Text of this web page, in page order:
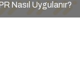
Nasıl Uygulanır?